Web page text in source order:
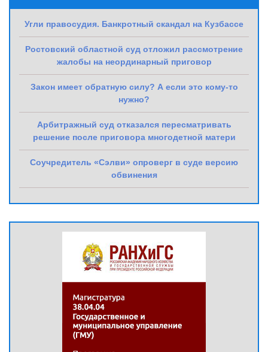
Угли правосудия. Банкротный скандал на Кузбассе
Ростовский областной суд отложил рассмотрение
жалобы на неординарный приговор
Закон имеет обратную силу? А если это кому-то
нужно?
Арбитражный суд отказался пересматривать
решение после приговора многодетной матери
Соучредитель «Сэлви» опроверг в суде версию
обвинения